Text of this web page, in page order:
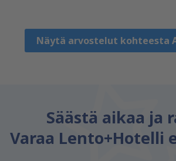
Näytä arvostelut kohteesta
Säästä aikaa ja
Varaa Lento+Hotelli